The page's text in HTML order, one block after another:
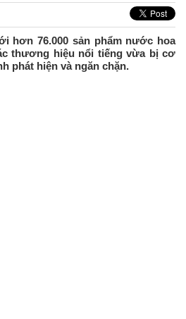
hơn 76.000 sản phẩm nước hoa
thương hiệu nổi tiếng vừa bị cơ
phát hiện và ngăn chặn.